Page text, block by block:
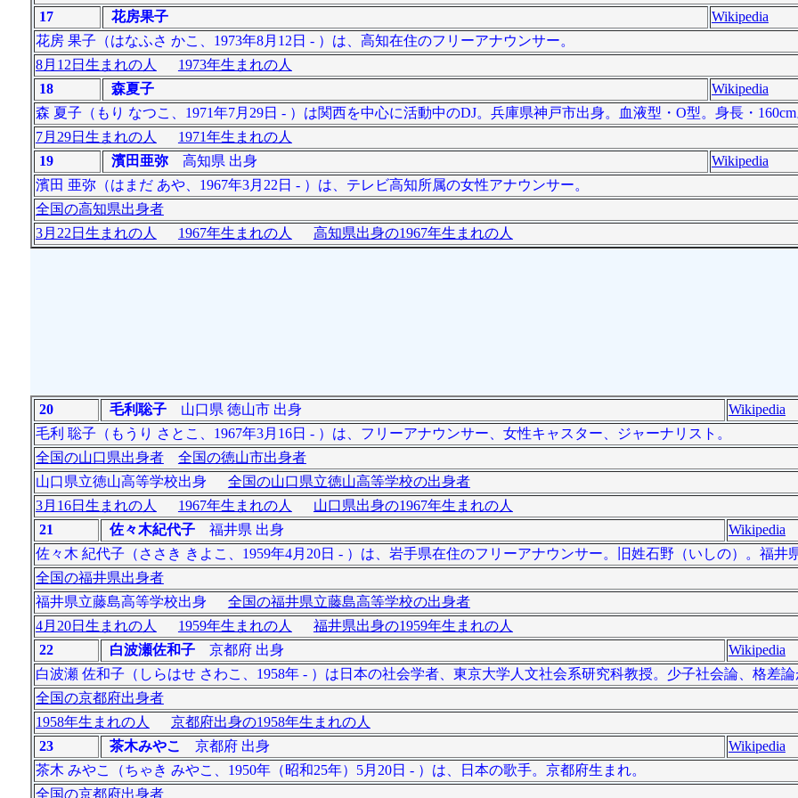
17 花房果子
Wikipedia
花房 果子（はなふさ かこ、1973年8月12日 - ）は、高知在住のフリーアナウンサー。
8月12日生まれの人
1973年生まれの人
18
森夏子
Wikipedia
森 夏子（もり なつこ、1971年7月29日 - ）は関西を中心に活動中のDJ。兵庫県神戸市出身。血液型・O型。身長・
7月29日生まれの人
1971年生まれの人
19
濱田亜弥高知県 出身
Wikipedia
濱田 亜弥（はまだ あや、1967年3月22日 - ）は、テレビ高知所属の女性アナウンサー。
全国の高知県出身者
3月22日生まれの人
1967年生まれの人 高知県出身の1967年生まれの人
20 毛利聡子山口県 徳山市 出身
Wikipedia
毛利 聡子（もうり さとこ、1967年3月16日 - ）は、フリーアナウンサー、女性キャスター、ジャーナリスト。
全国の山口県出身者
全国の徳山市出身者
山口県立徳山高等学校出身 全国の山口県立徳山高等学校の出身者
3月16日生まれの人
1967年生まれの人
山口県出身の1967年生まれの人
21
佐々木紀代子福井県 出身
Wikipedia
佐々木 紀代子（ささき きよこ、1959年4月20日 - ）は、岩手県在住のフリーアナウンサー。旧姓石野（いしの）。福井
全国の福井県出身者
福井県立藤島高等学校出身 全国の福井県立藤島高等学校の出身者
4月20日生まれの人
1959年生まれの人
福井県出身の1959年生まれの人
22
白波瀬佐和子京都府 出身
Wikipedia
白波瀬 佐和子（しらはせ さわこ、1958年 - ）は日本の社会学者、東京大学人文社会系研究科教授。少子社会論、格差
全国の京都府出身者
1958年生まれの人
京都府出身の1958年生まれの人
23
茶木みやこ 京都府 出身
Wikipedia
茶木 みやこ（ちゃき みやこ、1950年（昭和25年）5月20日 - ）は、日本の歌手。京都府生まれ。
全国の京都府出身者